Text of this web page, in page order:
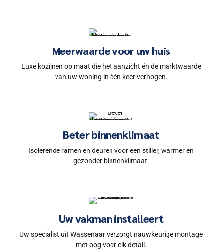
Meerwaarde voor uw huis
Luxe kozijnen op maat die het aanzicht én de marktwaarde
van uw woning in één keer verhogen.
Beter binnenklimaat
Isolerende ramen en deuren voor een stiller, warmer en
gezonder binnenklimaat.
Uw vakman installeert
Uw specialist uit Wassenaar verzorgt nauwkeurige montage
met oog voor elk detail.